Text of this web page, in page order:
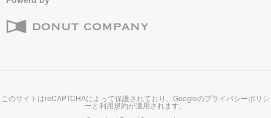
このサイトはreCAPTCHAによって保護されており、Googleのプライバシーポリシ
ーと利用規約が適用されます。